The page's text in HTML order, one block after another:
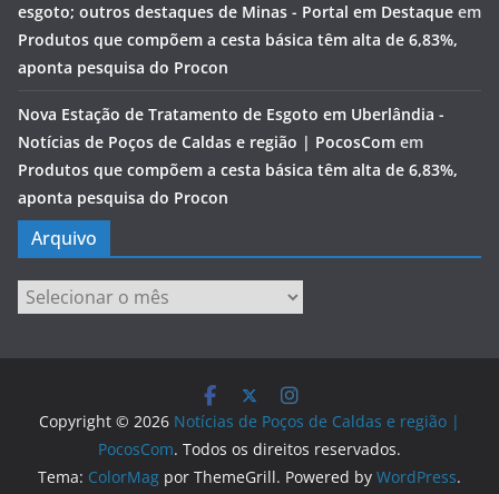
esgoto; outros destaques de Minas - Portal em Destaque em
Produtos que compõem a cesta básica têm alta de 6,83%,
aponta pesquisa do Procon
Nova Estação de Tratamento de Esgoto em Uberlândia -
Notícias de Poços de Caldas e região | PocosCom em
Produtos que compõem a cesta básica têm alta de 6,83%,
aponta pesquisa do Procon
Arquivo
Arquivo
Copyright © 2026 Notícias de Poços de Caldas e região |
PocosCom. Todos os direitos reservados.
Tema: ColorMag por ThemeGrill. Powered by WordPress.